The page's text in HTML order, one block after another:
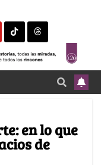
en lo que
de